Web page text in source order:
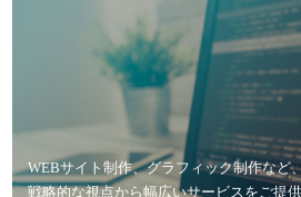
WEBサイト制作、グラフィック制作など
戦略的な視点から幅広いサービスをご提供